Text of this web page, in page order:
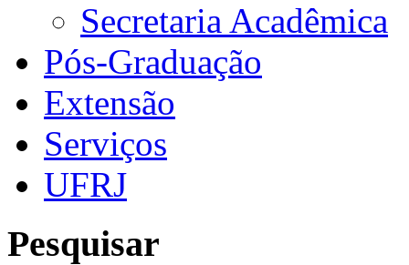
Secretaria Acadêmica
Pós-Graduação
Extensão
Serviços
UFRJ
Pesquisar